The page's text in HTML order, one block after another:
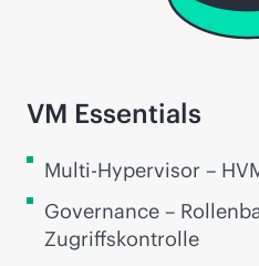
VM Essentials
Multi-Hypervisor –
Governance –
Zugriffskontrolle